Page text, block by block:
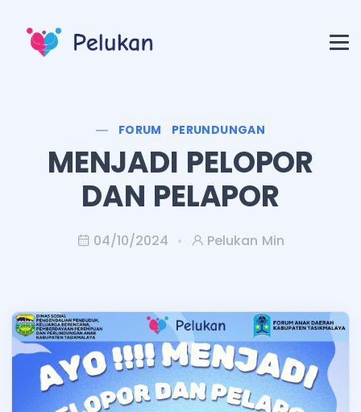
FORUM PERUNDUNGAN
MENJADI PELOPOR
DAN PELAPOR
04/10/2024 Pelukan Min